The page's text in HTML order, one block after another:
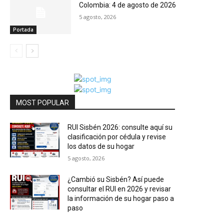
Portada
Colombia: 4 de agosto de 2026
5 agosto, 2026
MOST POPULAR
RUI Sisbén 2026: consulte aquí su
clasificación por cédula y revise
los datos de su hogar
5 agosto, 2026
¿Cambió su Sisbén? Así puede
consultar el RUI en 2026 y revisar
la información de su hogar paso a
paso